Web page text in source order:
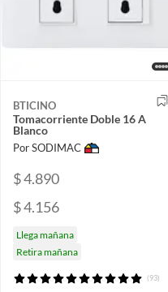
BTICINO
Tomacorriente Doble 16 A
Blanco
Por SODIMAC
$ 4.890
$ 4.156
Llega mañana
Retira mañana
(93)